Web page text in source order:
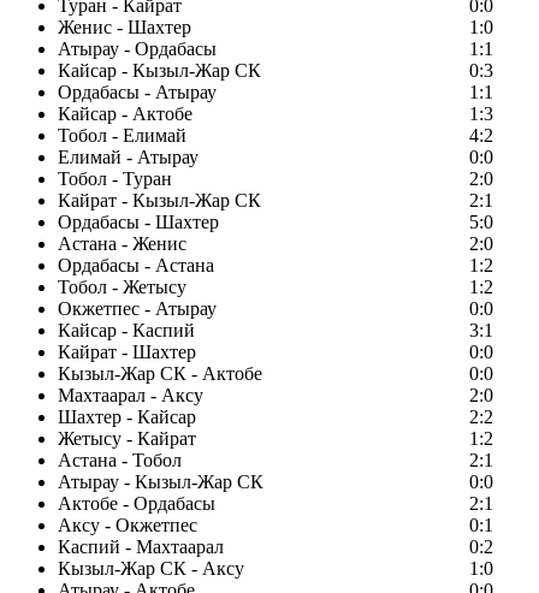
Туран - Кайрат
0:0
Женис - Шахтер
1:0
Атырау - Ордабасы
1:1
Кайсар - Кызыл-Жар СК
0:3
Ордабасы - Атырау
1:1
Кайсар - Актобе
1:3
Тобол - Елимай
4:2
Елимай - Атырау
0:0
Тобол - Туран
2:0
Кайрат - Кызыл-Жар СК
2:1
Ордабасы - Шахтер
5:0
Астана - Женис
2:0
Ордабасы - Астана
1:2
Тобол - Жетысу
1:2
Окжетпес - Атырау
0:0
Кайсар - Каспий
3:1
Кайрат - Шахтер
0:0
Кызыл-Жар СК - Актобе
0:0
Махтаарал - Аксу
2:0
Шахтер - Кайсар
2:2
Жетысу - Кайрат
1:2
Астана - Тобол
2:1
Атырау - Кызыл-Жар СК
0:0
Актобе - Ордабасы
2:1
Аксу - Окжетпес
0:1
Каспий - Махтаарал
0:2
Кызыл-Жар СК - Аксу
1:0